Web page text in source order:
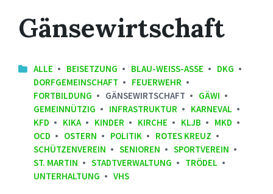
Gänsewirtschaft
ALLE BEISETZUNG BLAU-WEISS-ASSE
DKG
DORFGEMEINSCHAFT
FEUERWEHR
FORTBILDUNG
GÄNSEWIRTSCHAFT
GÄWI
GEMEINNÜTZIG
INFRASTRUKTUR
KARNEVAL
KFD
KIKA KINDER KIRCHE KLJB
MKD
OCD
OSTERN POLITIK
ROTES KREUZ
SCHÜTZENVEREIN
SENIOREN
SPORTVEREIN
ST. MARTIN
STADTVERWALTUNG
TRÖDEL
UNTERHALTUNG
VHS